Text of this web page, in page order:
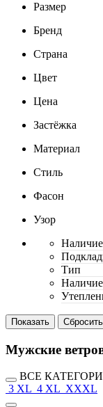
Размер
Бренд
Страна
Цвет
Цена
Застёжка
Материал
Стиль
Фасон
Узор
Тип
Мужские
ВСЕ
3 XL 4 XL XXXL